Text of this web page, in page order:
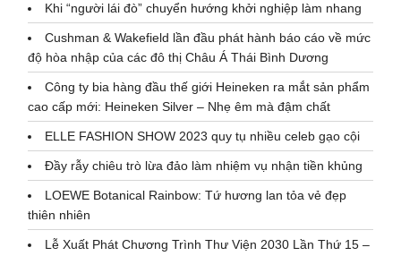
Khi “người lái đò” chuyển hướng khởi nghiệp làm nhang
Cushman & Wakefield lần đầu phát hành báo cáo về mức
độ hòa nhập của các đô thị Châu Á Thái Bình Dương
Công ty bia hàng đầu thế giới Heineken ra mắt sản phẩm
cao cấp mới: Heineken Silver – Nhẹ êm mà đậm chất
ELLE FASHION SHOW 2023 quy tụ nhiều celeb gạo cội
Đầy rẫy chiêu trò lừa đảo làm nhiệm vụ nhận tiền khủng
LOEWE Botanical Rainbow: Tứ hương lan tỏa vẻ đẹp
thiên nhiên
Lễ Xuất Phát Chương Trình Thư Viện 2030 Lần Thứ 15 –